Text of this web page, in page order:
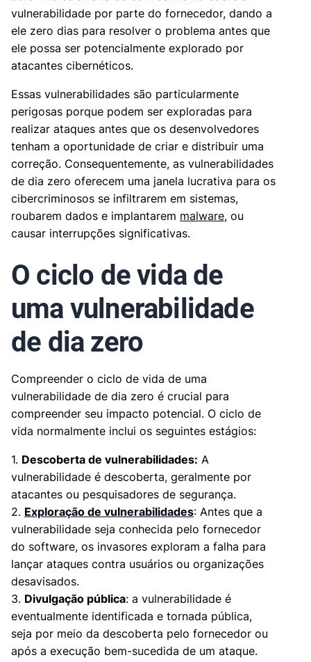
vulnerabilidade por parte do fornecedor, dando a
ele zero dias para resolver o problema antes que
ele possa ser potencialmente explorado por
atacantes cibernéticos.
Essas vulnerabilidades são particularmente
perigosas porque podem ser exploradas para
realizar ataques antes que os desenvolvedores
tenham a oportunidade de criar e distribuir uma
correção. Consequentemente, as vulnerabilidades
de dia zero oferecem uma janela lucrativa para os
cibercriminosos se infiltrarem em sistemas,
roubarem dados e implantarem malware, ou
causar interrupções significativas.
O ciclo de vida de
uma vulnerabilidade
de dia zero
Compreender o ciclo de vida de uma
vulnerabilidade de dia zero é crucial para
compreender seu impacto potencial. O ciclo de
vida normalmente inclui os seguintes estágios:
1. Descoberta de vulnerabilidades: A
vulnerabilidade é descoberta, geralmente por
atacantes ou pesquisadores de segurança.
2. Exploração de vulnerabilidades: Antes que a
vulnerabilidade seja conhecida pelo fornecedor
do software, os invasores exploram a falha para
lançar ataques contra usuários ou organizações
desavisados.
3. Divulgação pública: a vulnerabilidade é
eventualmente identificada e tornada pública,
seja por meio da descoberta pelo fornecedor ou
após a execução bem-sucedida de um ataque.